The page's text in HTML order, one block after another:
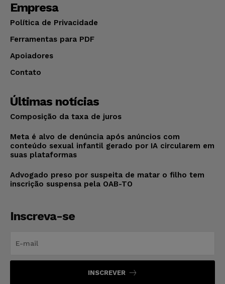
Empresa
Política de Privacidade
Ferramentas para PDF
Apoiadores
Contato
Últimas notícias
Composição da taxa de juros
Meta é alvo de denúncia após anúncios com
conteúdo sexual infantil gerado por IA circularem em
suas plataformas
Advogado preso por suspeita de matar o filho tem
inscrição suspensa pela OAB-TO
Inscreva-se
INSCREVER